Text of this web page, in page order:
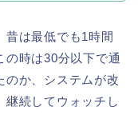
昔は最低でも1時間
の時は30分以下で通
のか、システムが改
継続してウォッチし